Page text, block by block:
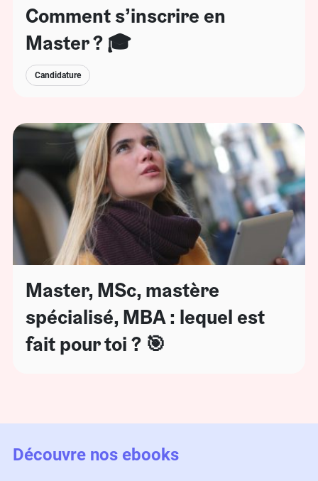
Comment s’inscrire en
Master ? 🎓
Candidature
Master, MSc, mastère
spécialisé, MBA : lequel est
fait pour toi ? 🎯
Découvre nos ebooks